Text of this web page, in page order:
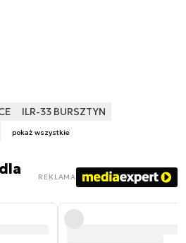
ILR-33 BURSZTYN
pokaż wszystkie
REKLAMA